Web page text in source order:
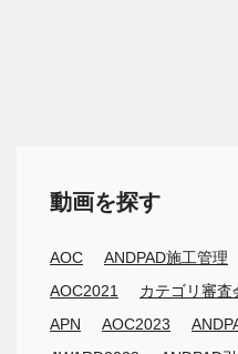
動画を探す
AOC ANDPAD施工管理
AOC2021
カテゴリ審査
APN
AOC2023